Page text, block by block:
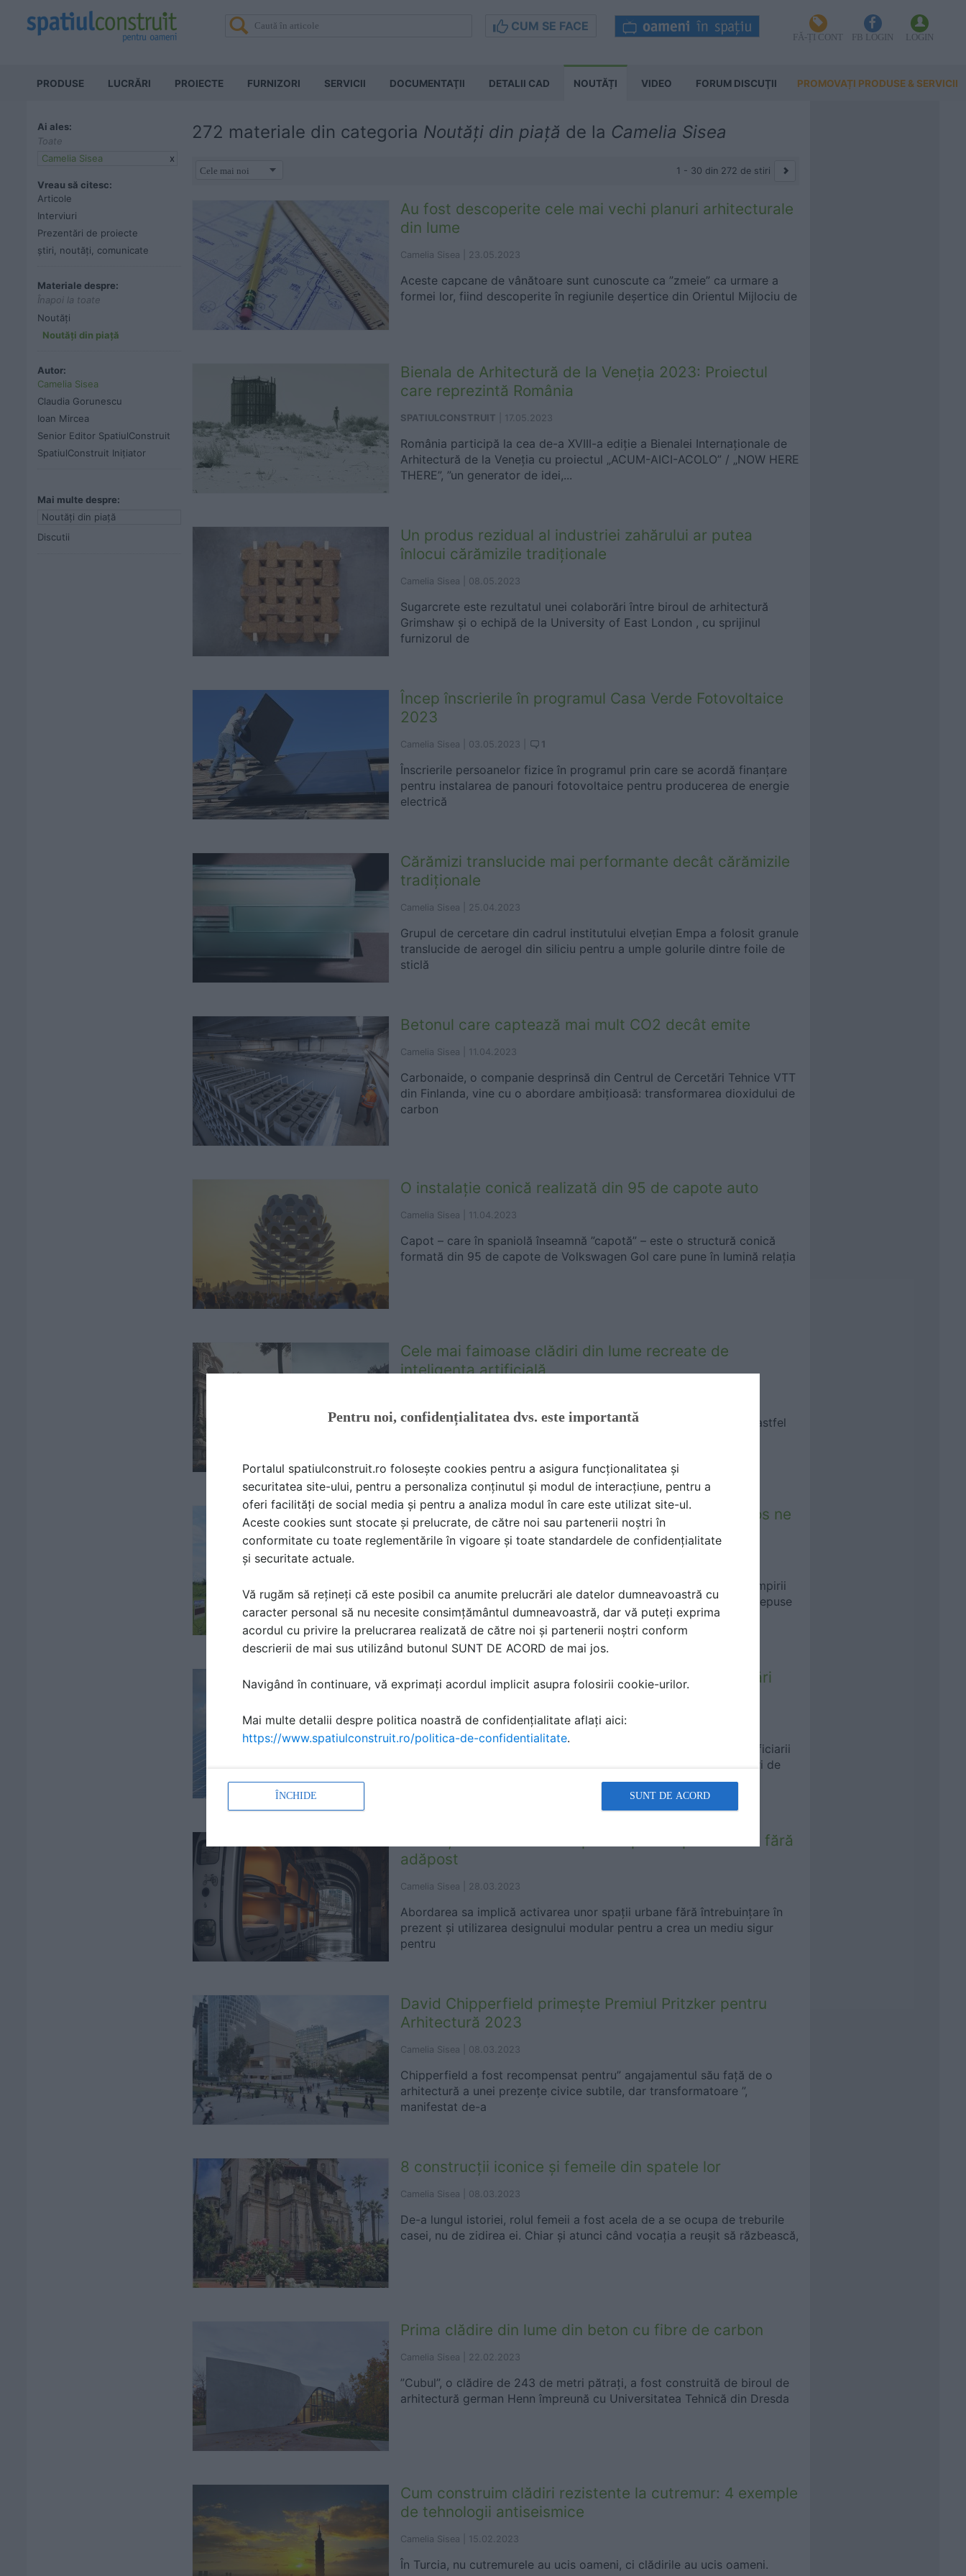
CUM SE FACE
FĂ-ȚI CONT FB LOGIN LOGIN
PRODUSE LUCRĂRI PROIECTE FURNIZORI SERVICII DOCUMENTAŢII DETALII CAD NOUTĂȚI VIDEO FORUM DISCUŢII PROMOVAȚI PRODUSE & SERVICII
Ai ales:
Toate
x
Camelia Sisea
Vreau să citesc:
Articole
Interviuri
Prezentări de proiecte
știri, noutăți, comunicate
Materiale despre:
Înapoi la toate
Noutăți
Noutăți din piață
Autor:
Camelia Sisea
Claudia Gorunescu
Ioan Mircea
Senior Editor SpatiulConstruit
SpatiulConstruit Inițiator
Mai multe despre:
Noutăți din piață
Discutii
272 materiale din categoria Noutăți din piață de la Camelia Sisea
1 - 30 din 272 de stiri
Au fost descoperite cele mai vechi planuri arhitecturale
din lume
Camelia Sisea | 23.05.2023
Aceste capcane de vânătoare sunt cunoscute ca ”zmeie” ca urmare a
formei lor, fiind descoperite în regiunile deșertice din Orientul Mijlociu de
Bienala de Arhitectură de la Veneția 2023: Proiectul
care reprezintă România
SPATIULCONSTRUIT 17.05.2023
România participă la cea de-a XVIII-a ediție a Bienalei Internaționale de
Arhitectură de la Veneția cu proiectul „ACUM-AICI-ACOLO” / „NOW HERE
THERE”, ”un generator de idei,...
Un produs rezidual al industriei zahărului ar putea
înlocui cărămizile tradiționale
Camelia Sisea | 08.05.2023
Sugarcrete este rezultatul unei colaborări între biroul de arhitectură
Grimshaw și o echipă de la University of East London , cu sprijinul
furnizorul de
Încep înscrierile în programul Casa Verde Fotovoltaice
2023
Camelia Sisea | 03.05.2023 1
Înscrierile persoanelor fizice în programul prin care se acordă finanțare
pentru instalarea de panouri fotovoltaice pentru producerea de energie
electrică
Cărămizi translucide mai performante decât cărămizile
tradiționale
Camelia Sisea | 25.04.2023
Grupul de cercetare din cadrul institutului elvețian Empa a folosit granule
translucide de aerogel din siliciu pentru a umple golurile dintre foile de
sticlă
Betonul care captează mai mult CO2 decât emite
Camelia Sisea | 11.04.2023
Carbonaide, o companie desprinsă din Centrul de Cercetări Tehnice VTT
din Finlanda, vine cu o abordare ambițioasă: transformarea dioxidului de
carbon
O instalație conică realizată din 95 de capote auto
Camelia Sisea | 11.04.2023
Capot – care în spaniolă înseamnă ”capotă” – este o structură conică
formată din 95 de capote de Volkswagen Gol care pune în lumină relația
Cele mai faimoase clădiri din lume recreate de
inteligența artificială
O echipă a grupului imobiliar britanic GetAgent a avut ideea unui astfel
Un material de construcții din lămâi și nuci de cocos ne
poate ajuta să încălzim locuințele
Pe fondul creșterii temperaturilor globale, pe de o parte, și al scumpirii
energiei, pe de alta, vedem în ultimul timp tot mai multe eforturi depuse
în scopul găsirii unor alternative...
Programul Casa Verde Fotovoltaice 2023. Modificări
importante pentru ediția din acest an
Camelia Sisea |29.03.2023| 2
Panourile fotovoltaice pot fi instalate doar pe casele în care beneficiarii
își au domiciliul, bisericile sunt incluse pe lista beneficiarilor, alături de
Locuințe sustenabile sub poduri pentru persoanele fără
adăpost
Camelia Sisea | 28.03.2023
Abordarea sa implică activarea unor spații urbane fără întrebuințare în
prezent și utilizarea designului modular pentru a crea un mediu sigur
pentru
David Chipperfield primește Premiul Pritzker pentru
Arhitectură 2023
Camelia Sisea | 08.03.2023
Chipperfield a fost recompensat pentru” angajamentul său față de o
arhitectură a unei prezențe civice subtile, dar transformatoare ”,
manifestat de-a
8 construcții iconice și femeile din spatele lor
Camelia Sisea | 08.03.2023
De-a lungul istoriei, rolul femeii a fost acela de a se ocupa de treburile
casei, nu de zidirea ei. Chiar și atunci când vocația a reușit să răzbească,
Prima clădire din lume din beton cu fibre de carbon
Camelia Sisea | 22.02.2023
”Cubul”, o clădire de 243 de metri pătrați, a fost construită de biroul de
arhitectură german Henn împreună cu Universitatea Tehnică din Dresda
Cum construim clădiri rezistente la cutremur: 4 exemple
de tehnologii antiseismice
Camelia Sisea | 15.02.2023
În Turcia, nu cutremurele au ucis oameni, ci clădirile au ucis oameni.
Pentru noi, confidențialitatea dvs. este importantă
Portalul spatiulconstruit.ro folosește cookies pentru a asigura funcționalitatea și
securitatea site-ului, pentru a personaliza conținutul și modul de interacțiune, pentru a
oferi facilități de social media și pentru a analiza modul în care este utilizat site-ul.
Aceste cookies sunt stocate și prelucrate, de către noi sau partenerii noștri în
conformitate cu toate reglementările în vigoare și toate standardele de confidențialitate
și securitate actuale.
Vă rugăm să rețineți că este posibil ca anumite prelucrări ale datelor dumneavoastră cu
caracter personal să nu necesite consimțământul dumneavoastră, dar vă puteți exprima
acordul cu privire la prelucrarea realizată de către noi și partenerii noștri conform
descrierii de mai sus utilizând butonul SUNT DE ACORD de mai jos.
Navigând în continuare, vă exprimați acordul implicit asupra folosirii cookie-urilor.
Mai multe detalii despre politica noastră de confidențialitate aflați aici:
https://www.spatiulconstruit.ro/politica-de-confidentialitate.
ÎNCHIDE SUNT DE ACORD